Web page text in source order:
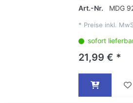
Art.-Nr.
MDG
* Preise inkl.
sofort
21,99 € *